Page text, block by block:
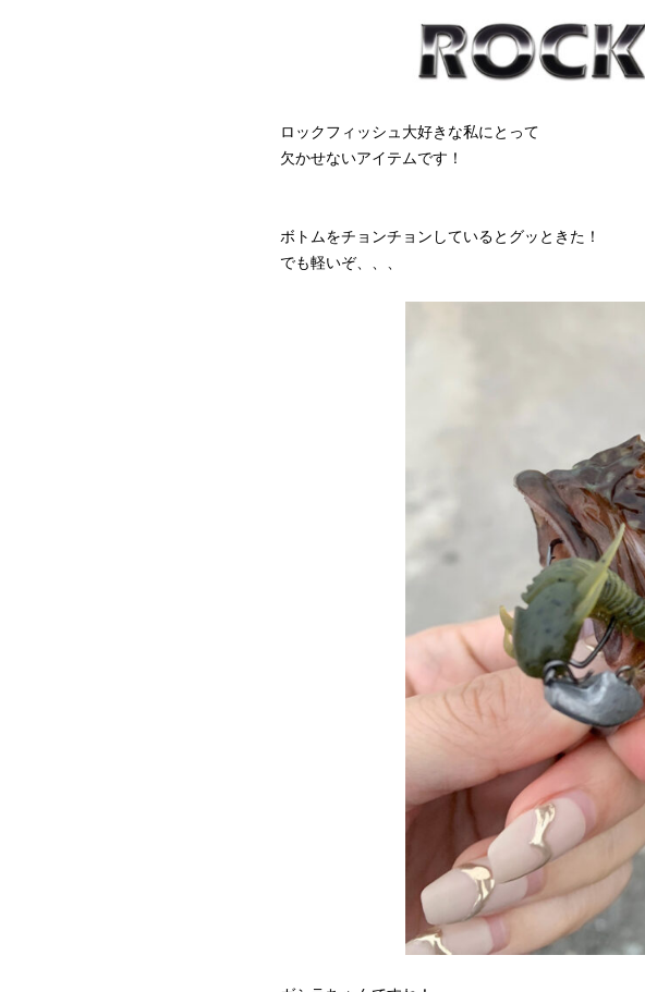
ロックフィッシュ大好きな私にとって
欠かせないアイテムです！
ボトムをチョンチョンしているとグッときた！
でも軽いぞ、、、